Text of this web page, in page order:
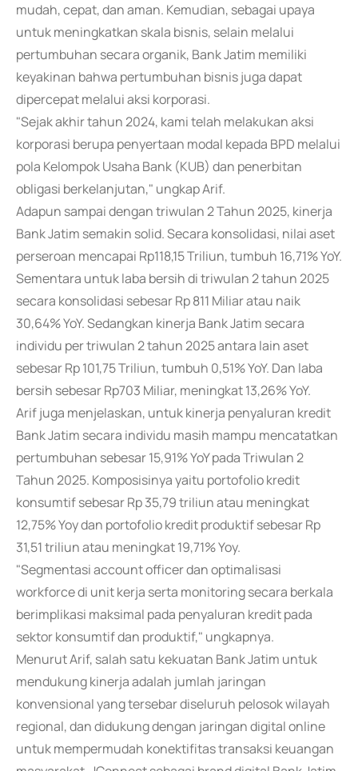
mudah, cepat, dan aman. Kemudian, sebagai upaya
untuk meningkatkan skala bisnis, selain melalui
pertumbuhan secara organik, Bank Jatim memiliki
keyakinan bahwa pertumbuhan bisnis juga dapat
dipercepat melalui aksi korporasi.
"Sejak akhir tahun 2024, kami telah melakukan aksi
korporasi berupa penyertaan modal kepada BPD melalui
pola Kelompok Usaha Bank (KUB) dan penerbitan
obligasi berkelanjutan," ungkap Arif.
Adapun sampai dengan triwulan 2 Tahun 2025, kinerja
Bank Jatim semakin solid. Secara konsolidasi, nilai aset
perseroan mencapai Rp118,15 Triliun, tumbuh 16,71% YoY.
Sementara untuk laba bersih di triwulan 2 tahun 2025
secara konsolidasi sebesar Rp 811 Miliar atau naik
30,64% YoY. Sedangkan kinerja Bank Jatim secara
individu per triwulan 2 tahun 2025 antara lain aset
sebesar Rp 101,75 Triliun, tumbuh 0,51% YoY. Dan laba
bersih sebesar Rp703 Miliar, meningkat 13,26% YoY.
Arif juga menjelaskan, untuk kinerja penyaluran kredit
Bank Jatim secara individu masih mampu mencatatkan
pertumbuhan sebesar 15,91% YoY pada Triwulan 2
Tahun 2025. Komposisinya yaitu portofolio kredit
konsumtif sebesar Rp 35,79 triliun atau meningkat
12,75% Yoy dan portofolio kredit produktif sebesar Rp
31,51 triliun atau meningkat 19,71% Yoy.
"Segmentasi account officer dan optimalisasi
workforce di unit kerja serta monitoring secara berkala
berimplikasi maksimal pada penyaluran kredit pada
sektor konsumtif dan produktif," ungkapnya.
Menurut Arif, salah satu kekuatan Bank Jatim untuk
mendukung kinerja adalah jumlah jaringan
konvensional yang tersebar diseluruh pelosok wilayah
regional, dan didukung dengan jaringan digital online
untuk mempermudah konektifitas transaksi keuangan